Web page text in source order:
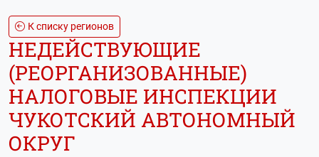
сентября 2026
года
кадровику
К списку регионов
НЕДЕЙСТВУЮЩИЕ
(РЕОРГАНИЗОВАННЫЕ)
НАЛОГОВЫЕ ИНСПЕКЦИИ
ЧУКОТСКИЙ АВТОНОМНЫЙ
ОКРУГ